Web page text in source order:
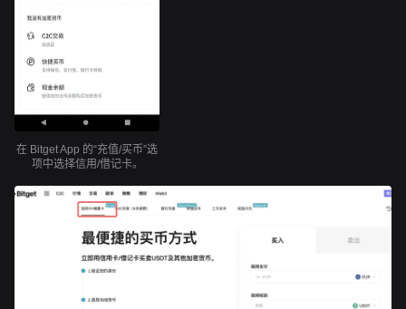
在 Bitget App 的“充值/买币”选
项中选择信用/借记卡。